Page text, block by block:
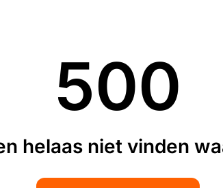
500
helaas niet vinden